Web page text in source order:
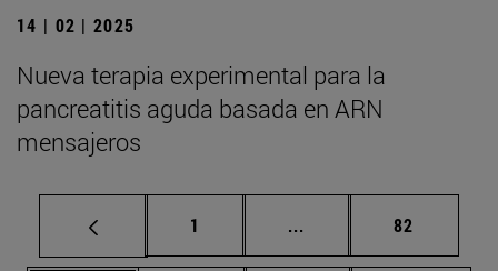
14 | 02 | 2025
Nueva terapia experimental para la
pancreatitis aguda basada en ARN
mensajeros
Página
1 ... Páginas intermedias
Página
82